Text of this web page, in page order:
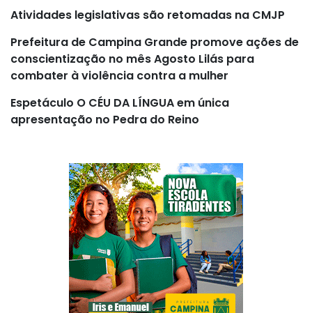
Atividades legislativas são retomadas na CMJP
Prefeitura de Campina Grande promove ações de
conscientização no mês Agosto Lilás para
combater à violência contra a mulher
Espetáculo O CÉU DA LÍNGUA em única
apresentação no Pedra do Reino